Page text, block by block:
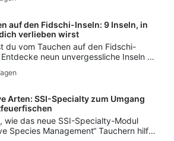
Eis- und Rebreather-Tauchen sowie
auf den Fidschi-Inseln: 9 Inseln, in
verlieben wirst
du vom Tauchen auf den Fidschi-
Entdecke neun unvergessliche Inseln –
Bullenhai-Tauchgang auf
Arten: SSI-Specialty zum Umgang
wie das neue SSI-Specialty-Modul
Species Management“ Tauchern hilft,